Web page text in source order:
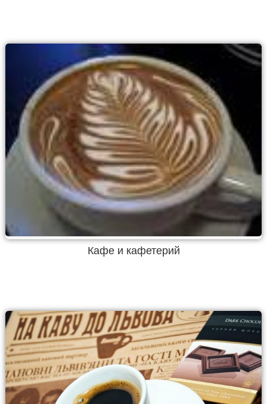
Кафе и кафетерий